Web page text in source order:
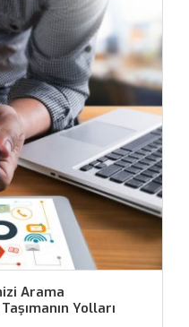
Arama
Yolları